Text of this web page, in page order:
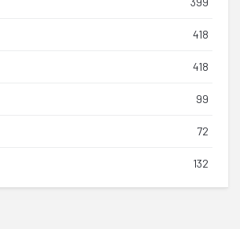
418
418
99
72
132